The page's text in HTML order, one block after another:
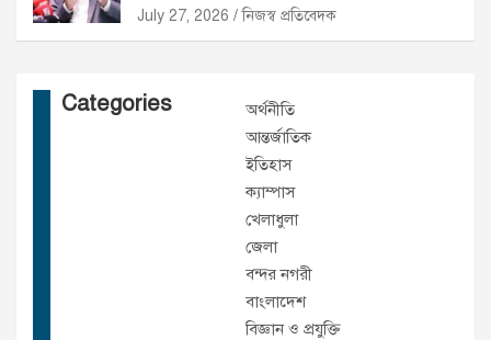
July 27, 2026 নিজস্ব প্রতিবেদক
Categories
অর্থনীতি
আন্তর্জাতিক
ইতিহাস
ক্যাম্পাস
খেলাধুলা
জেলা
বন্দর নগরী
বাংলাদেশ
বিজ্ঞান ও প্রযুক্তি